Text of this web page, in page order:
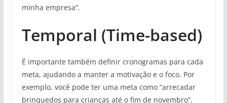
minha empresa”.
Temporal (Time-based)
É importante também definir cronogramas para cada
meta, ajudando a manter a motivação e o foco. Por
exemplo, você pode ter uma meta como “arrecadar
brinquedos para crianças até o fim de novembro”.